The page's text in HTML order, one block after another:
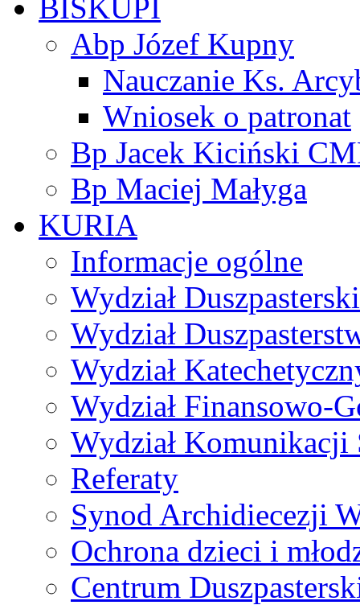
BISKUPI
Abp Józef Kupny
Nauczanie Ks.
Wniosek o patronat
Bp Jacek Kiciński
Bp Maciej Małyga
KURIA
Informacje ogólne
Wydział Duszpasterski
Wydział
Wydział
Wydział Finansowo-
Wydział Komunikacji
Referaty
Synod Archidiecezji
Ochrona dzieci i
Centrum